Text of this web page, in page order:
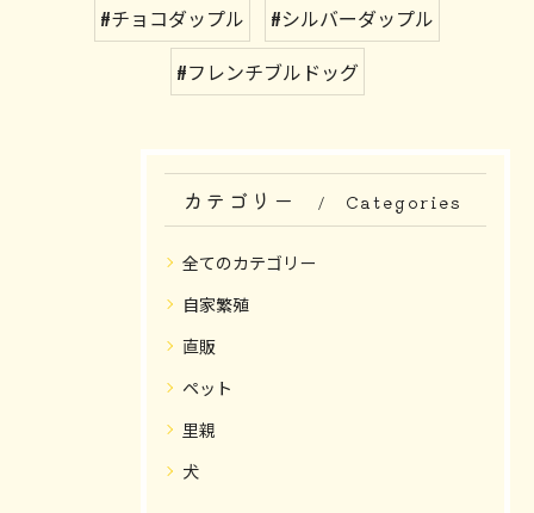
#チョコダップル
#シルバーダップル
#フレンチブルドッグ
カテゴリー Categories
全てのカテゴリー
自家繁殖
直販
ペット
里親
犬